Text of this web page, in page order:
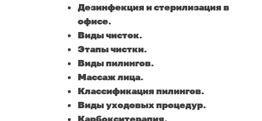
Дезинфекция и стерилизация в
офисе.
Виды чисток.
Этапы чистки.
Виды пилингов.
Массаж лица.
Классификация пилингов.
Виды уходовых процедур.
Карбокситерапия.